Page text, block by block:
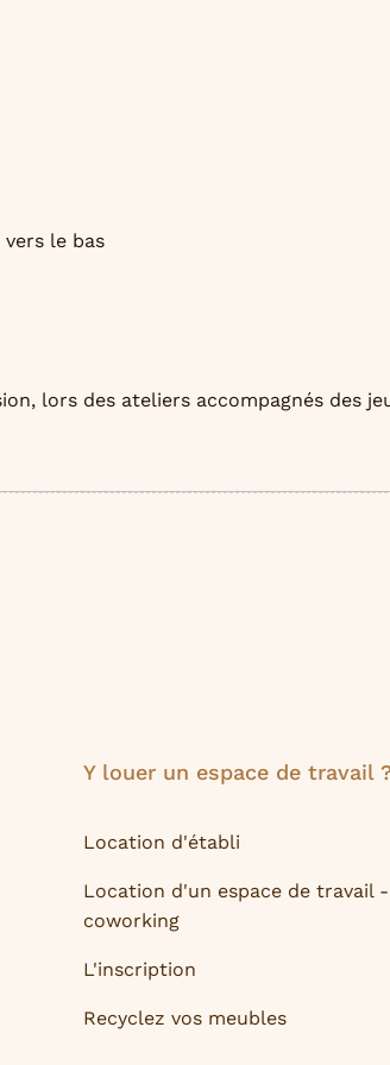
le bas
lors des ateliers accompagnés des
Y louer un espace de travail
Location d'établi
Location d'un espace de travail -
coworking
L'inscription
Recyclez vos meubles